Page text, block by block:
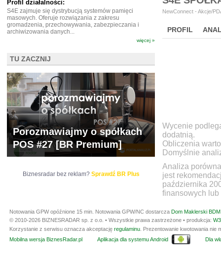
NewConnect - Akcje/
PROFIL
Wycenie
dodatnią.
Obliczenia
Domyślnie
Analiza
jest
października
finansowych lub
Profil działalności:
S4E zajmuje się dystrybucją systemów pamięci
masowych. Oferuje rozwiązania z zakresu
gromadzenia, przechowywania, zabezpieczania i
archiwizowania danych...
więcej »
TU ZACZNIJ
Porozmawiajmy o spółkach
POS #27 [BR Premium]
Biznesradar bez reklam? Sprawdź BR Plus
Notowania GPW opóźnione 15 min. Notowania GPW/NC dostarcza Dom Maklerski
© 2010-2026 BIZNESRADAR sp. z o.o. • Wszystkie prawa zastrzeżone • produkcja:
Korzystanie z serwisu oznacza akceptację regulaminu . Prezentowanie kwotowania
Mobilna wersja BiznesRadar.pl
Aplikacja dla systemu Android Dla